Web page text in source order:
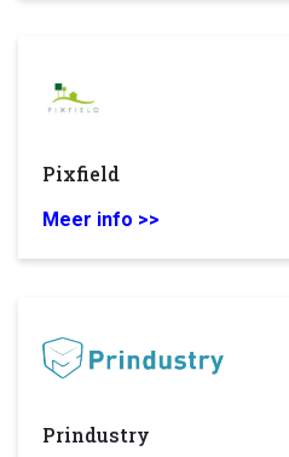
Pixfield
Meer info >>
Prindustry